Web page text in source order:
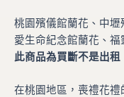
桃園殯儀館蘭花、中
愛生命紀念館蘭花、
此商品為買斷不是出租
在桃園地區，喪禮花禮